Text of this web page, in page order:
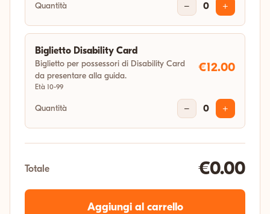
Quantità − 0 +
Biglietto Disability Card
Biglietto per possessori di Disability Card
da presentare alla guida.
Età 10-99
€12.00
Quantità − 0 +
Totale €0.00
Aggiungi al carrello